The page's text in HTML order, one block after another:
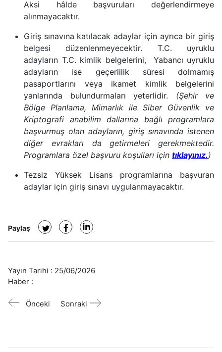
Aksi hâlde başvuruları değerlendirmeye
alınmayacaktır.
Giriş sınavına katılacak adaylar için ayrıca bir giriş
belgesi düzenlenmeyecektir. T.C. uyruklu
adayların T.C. kimlik belgelerini, Yabancı uyruklu
adayların ise geçerlilik süresi dolmamış
pasaportlarını veya ikamet kimlik belgelerini
yanlarında bulundurmaları yeterlidir. (Şehir ve
Bölge Planlama, Mimarlık ile Siber Güvenlik ve
Kriptografi anabilim dallarına bağlı programlara
başvurmuş olan adayların, giriş sınavında istenen
diğer evrakları da getirmeleri gerekmektedir.
Programlara özel başvuru koşulları için tıklayınız.)
Tezsiz Yüksek Lisans programlarına başvuran
adaylar için giriş sınavı uygulanmayacaktır.
Paylaş
Yayın Tarihi : 25/06/2026
Haber :
Önceki Sonraki